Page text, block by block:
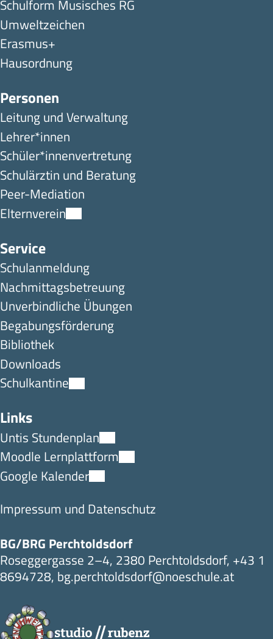
Schulform Musisches RG
Umweltzeichen
Erasmus+
Hausordnung
Personen
Leitung und Verwaltung
Lehrer*innen
Schüler*innen­ver­tretung
Schulärztin und Beratung
Peer-Mediation
Elternverein
Service
Schulanmeldung
Nachmittagsbetreuung
Unverbindliche Übungen
Begabungsförderung
Bibliothek
Downloads
Schulkantine
Links
Untis Stundenplan
Moodle Lernplattform
Google Kalender
Impressum und Datenschutz
BG/BRG Perchtoldsdorf
Roseggergasse 2–4, 2380 Perchtoldsdorf, +43 1
8694728, bg.perchtoldsdorf@noeschule.at